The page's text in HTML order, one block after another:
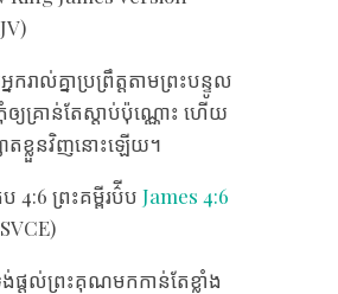
នក​រាល់​គ្នា​ប្រព្រឹត្ត​តាម​ព្រះបន្ទូល​
យ​គ្រាន់​តែ​ស្តាប់​ប៉ុណ្ណោះ ហើយ​
ត​ខ្លួន​វិញ​នោះ​ឡើយ។
4:6 ព្រះគម្ពីរប៌ីប James 4:6
ង់​ផ្តល់​ព្រះគុណ​មក​កាន់​តែ​ខ្លាំង​